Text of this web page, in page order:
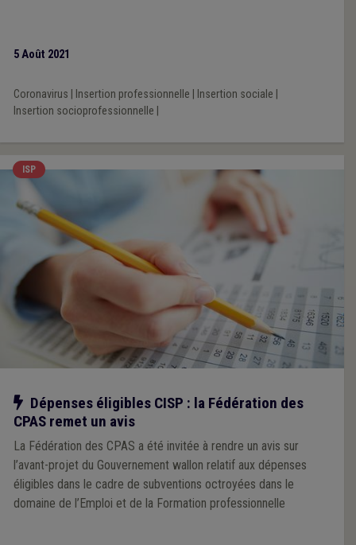
5 Août 2021
Coronavirus Insertion professionnelle Insertion sociale
Insertion socioprofessionnelle
ISP
Notre action
Dépenses éligibles CISP : la Fédération des
CPAS remet un avis
La Fédération des CPAS a été invitée à rendre un avis sur
l’avant-projet du Gouvernement wallon relatif aux dépenses
éligibles dans le cadre de subventions octroyées dans le
domaine de l’Emploi et de la Formation professionnelle